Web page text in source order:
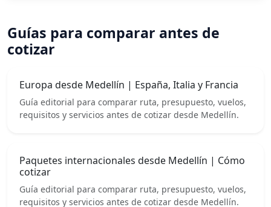
Guías para comparar antes de
cotizar
Europa desde Medellín | España, Italia y Francia
Guía editorial para comparar ruta, presupuesto, vuelos,
requisitos y servicios antes de cotizar desde Medellín.
Paquetes internacionales desde Medellín | Cómo
cotizar
Guía editorial para comparar ruta, presupuesto, vuelos,
requisitos y servicios antes de cotizar desde Medellín.